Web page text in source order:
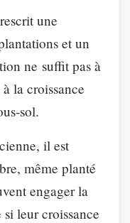
une
et un
ne suffit pas à
la croissance
sol.
il est
même planté
engager la
leur croissance